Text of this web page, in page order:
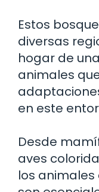
Estos
diversas
hogar de
animales
en este
Desde
aves
los